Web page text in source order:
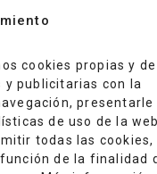
cookies propias y de
publicitarias con la
presentarle
de uso de la
todas las cookies,
de la finalidad
previamente, y
SIGNIFICADO DE
PROYECTO.